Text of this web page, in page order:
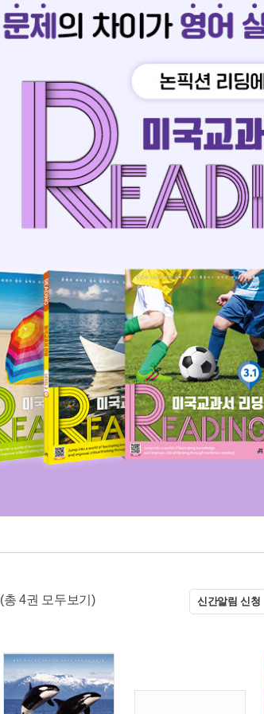
(총 4권 모두보기) 신간알림 신청